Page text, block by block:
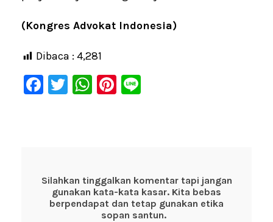
(Kongres Advokat Indonesia)
Dibaca : 4,281
F
o
o
T
W
p
p
Pi
Silahkan tinggalkan komentar tapi jangan
gunakan kata-kata kasar. Kita bebas
berpendapat dan tetap gunakan etika
sopan santun.